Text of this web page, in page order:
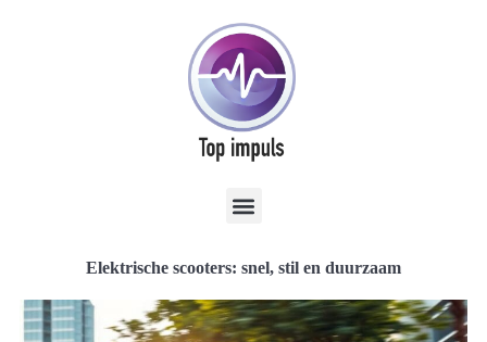
Elektrische scooters: snel, stil en duurzaam